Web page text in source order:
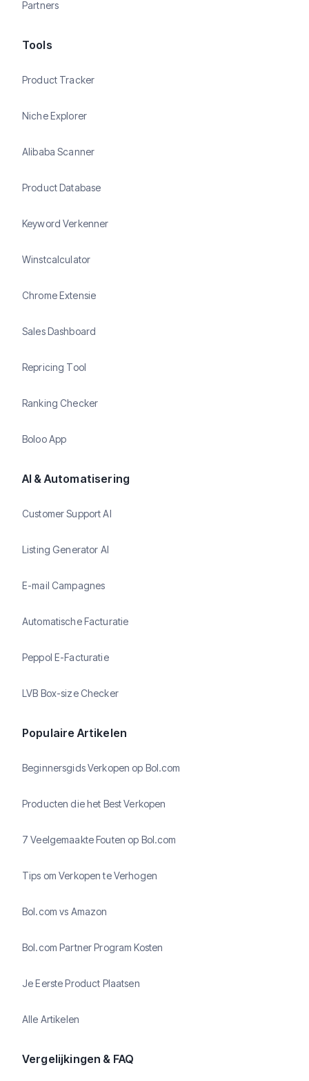
Partners
Tools
Product Tracker
Niche Explorer
Alibaba Scanner
Product Database
Keyword Verkenner
Winstcalculator
Chrome Extensie
Sales Dashboard
Repricing Tool
Ranking Checker
Boloo App
AI & Automatisering
Customer Support AI
Listing Generator AI
E-mail Campagnes
Automatische Facturatie
Peppol E-Facturatie
LVB Box-size Checker
Populaire Artikelen
Beginnersgids Verkopen op Bol.com
Producten die het Best Verkopen
7 Veelgemaakte Fouten op Bol.com
Tips om Verkopen te Verhogen
Bol.com vs Amazon
Bol.com Partner Program Kosten
Je Eerste Product Plaatsen
Alle Artikelen
Vergelijkingen & FAQ